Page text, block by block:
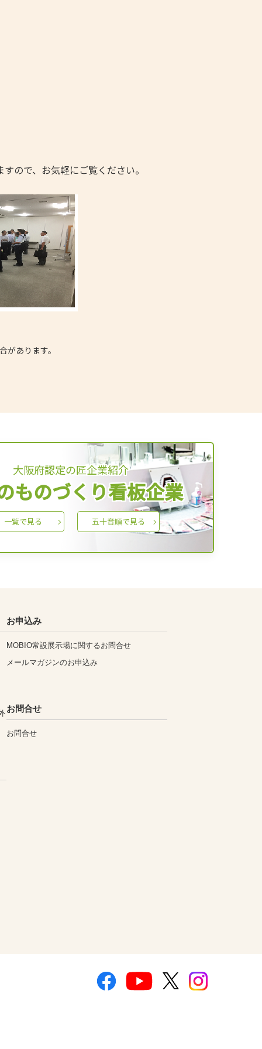
ので、お気軽にご覧ください。
あります。
大阪府認定の匠企業紹介
ものづくり看板企業
一覧で見る 五十音順で見る
お申込み
MOBIO常設展示場に関するお問合せ
メールマガジンのお申込み
お問合せ
お問合せ